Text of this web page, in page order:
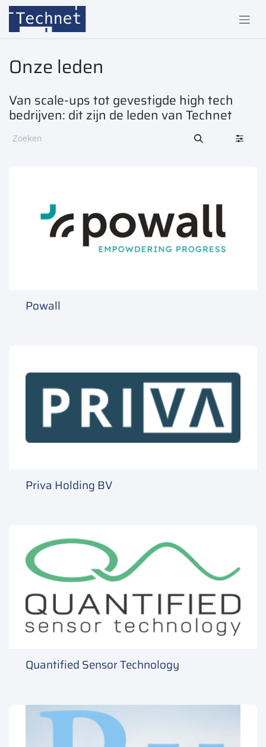
Overslaan naar inhoud
Onze leden
Van scale-ups tot gevestigde high tech
bedrijven: dit zijn de leden van Technet
Powall
Priva Holding BV
Quantified Sensor Technology